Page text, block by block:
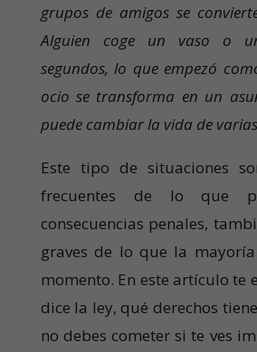
grupos de amigos se
Alguien coge un vaso o
segundos, lo que empezó
ocio se transforma en un
puede cambiar la vida de
Este tipo de situaciones
frecuentes de lo que
consecuencias penales,
graves de lo que la
momento. En este artículo te
dice la ley, qué derechos
no debes cometer si te ves